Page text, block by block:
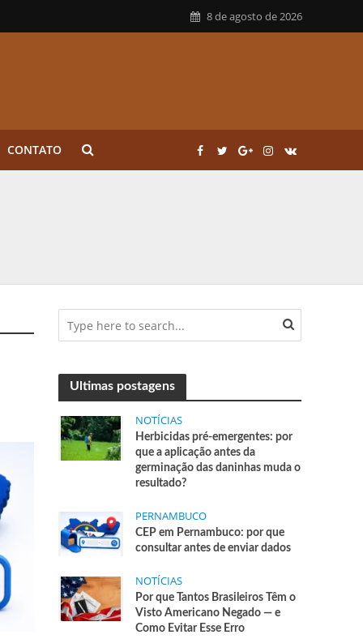
8 de agosto de 2026
CONTATO
Ultimas postagens
NOTÍCIAS
Herbicidas pré-emergentes: por
que a aplicação antes da
germinação das daninhas muda o
resultado?
PERNAMBUCO
CEP em Pernambuco: por que
consultar antes de enviar dados
NOTÍCIAS
Por que Tantos Brasileiros Têm o
Visto Americano Negado — e
Como Evitar Esse Erro